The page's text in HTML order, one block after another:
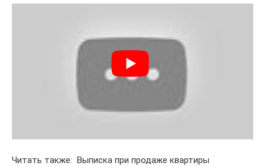
Читать также: Выписка при продаже квартиры